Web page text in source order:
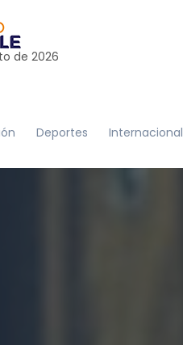
de 2026
Deportes Internacional